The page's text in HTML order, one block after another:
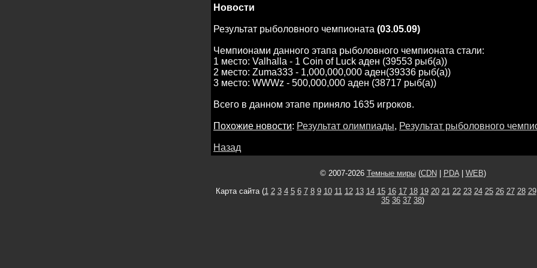
Новости
Результат рыболовного чемпионата (03.05.09)
Чемпионами данного этапа рыболовного чемпионата стали:
1 место: Valhalla - 1 Coin of Luck аден (39553 рыб(а))
2 место: Zuma333 - 1,000,000,000 аден(39336 рыб(а))
3 место: WWWz - 500,000,000 аден (38717 рыб(а))
Всего в данном этапе приняло 1635 игроков.
Похожие новости: Результат олимпиады, Результат рыболовного
Назад
© 2007-2026 Темные миры(CDN PDA| WEB)
Карта сайта (1 2 3 4 5 6 7 8 9 10 11 12 13 14 15 16 17 18 19 20 21 22 23 24 25 26 27 28 29
35 36 37 38)